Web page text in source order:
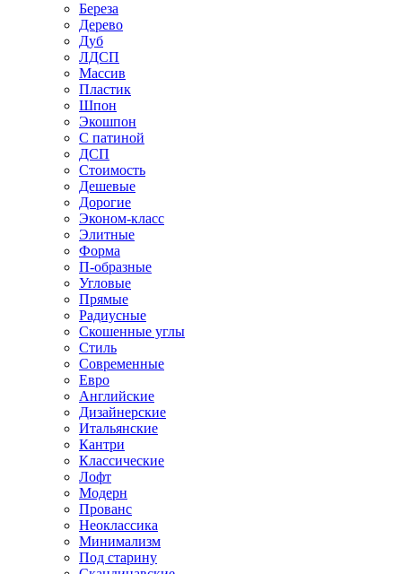
Береза
Дерево
Дуб
ЛДСП
Массив
Пластик
Шпон
Экошпон
С патиной
ДСП
Стоимость
Дешевые
Дорогие
Эконом-класс
Элитные
Форма
П-образные
Угловые
Прямые
Радиусные
Скошенные углы
Стиль
Современные
Евро
Английские
Дизайнерские
Итальянские
Кантри
Классические
Лофт
Модерн
Прованс
Неоклассика
Минимализм
Под старину